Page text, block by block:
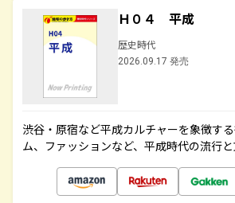
Ｈ０４ 平成
歴史時代
2026.09.17 発売
渋谷・原宿など平成カルチャーを象徴す
ム、ファッションなど、平成時代の流行と